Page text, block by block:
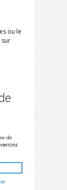
ou le
sur